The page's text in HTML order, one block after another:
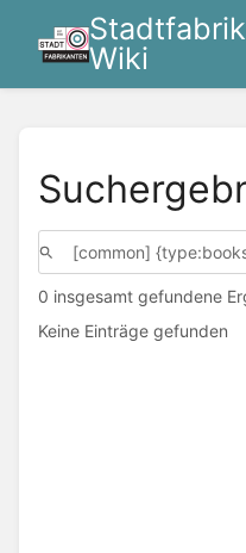
Wiki
0 insgesamt gefundene
Keine Einträge gefunden